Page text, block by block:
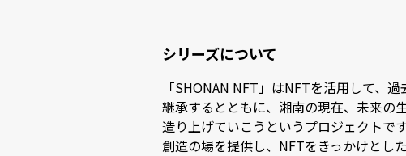
シリーズについて
「SHONAN NFT」はNFTを活用して、
継承するとともに、湘南の現在、未来の
造り上げていこうというプロジェクトで
創造の場を提供し、NFTをきっかけとし